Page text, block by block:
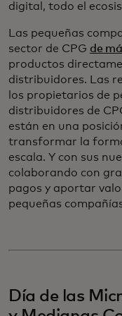
digital, todo el
Las pequeñas
sector de CPG de
productos
distribuidores. Las
los propietarios de
distribuidores de
están en una
transformar la
escala. Y con sus
colaborando con
pagos y aportar
pequeñas
Día de las